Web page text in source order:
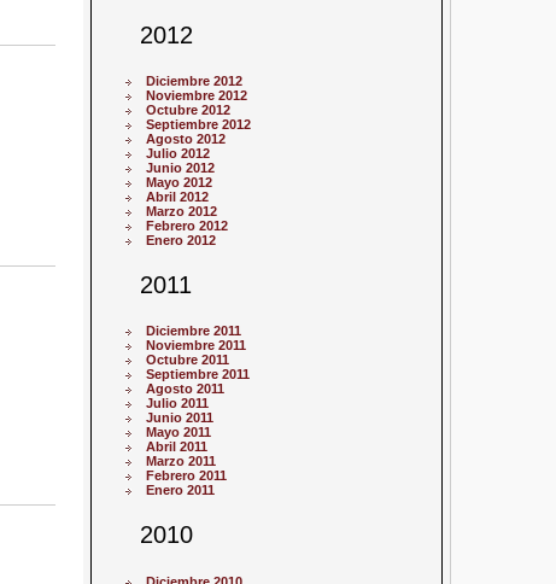
2012
Diciembre 2012
Noviembre 2012
Octubre 2012
Septiembre 2012
Agosto 2012
Julio 2012
Junio 2012
Mayo 2012
Abril 2012
Marzo 2012
Febrero 2012
Enero 2012
2011
Diciembre 2011
Noviembre 2011
Octubre 2011
Septiembre 2011
Agosto 2011
Julio 2011
Junio 2011
Mayo 2011
Abril 2011
Marzo 2011
Febrero 2011
Enero 2011
2010
Diciembre 2010